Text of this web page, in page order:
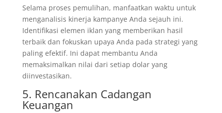
Selama proses pemulihan, manfaatkan waktu untuk
menganalisis kinerja kampanye Anda sejauh ini.
Identifikasi elemen iklan yang memberikan hasil
terbaik dan fokuskan upaya Anda pada strategi yang
paling efektif. Ini dapat membantu Anda
memaksimalkan nilai dari setiap dolar yang
diinvestasikan.
5. Rencanakan Cadangan
Keuangan